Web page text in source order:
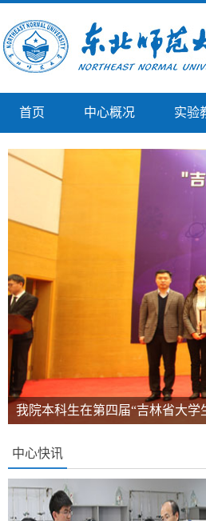
首页 中心概况 实验
我院本科生在第四届“吉林省大学
中心快讯